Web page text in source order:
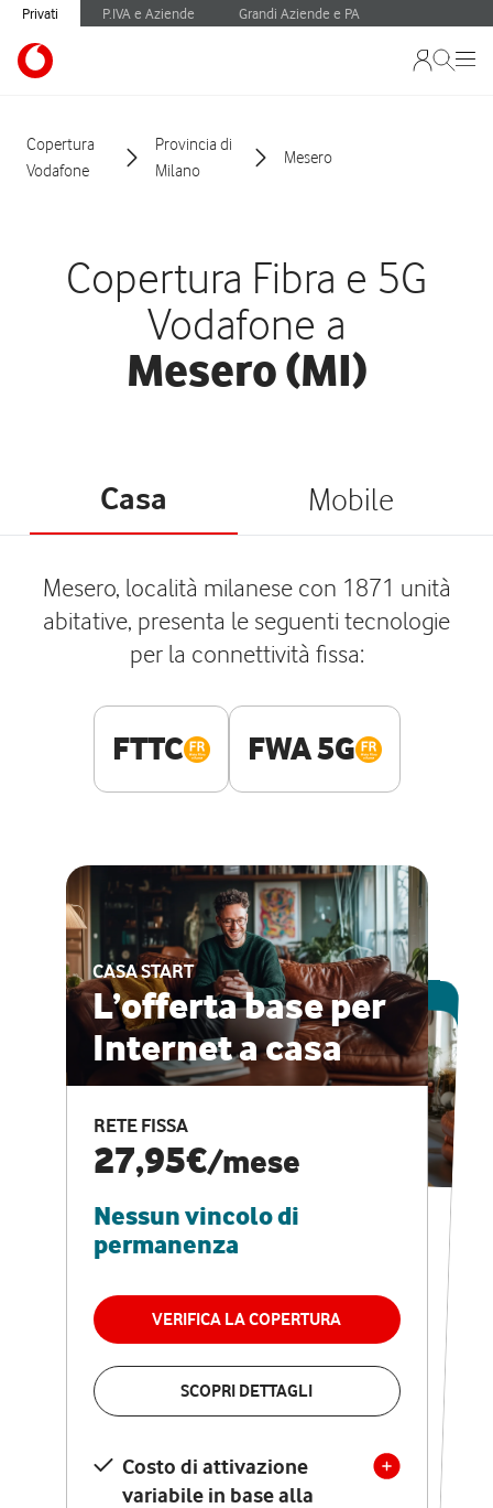
Privati P.IVA e Aziende Grandi Aziende e PA
Copertura
Vodafone
Provincia di
Milano
Mesero
Copertura Fibra e 5G
Vodafone a
Mesero (MI)
Casa Mobile
Mesero, località milanese con 1871 unità
abitative, presenta le seguenti tecnologie
per la connettività fissa:
FTTC FWA 5G
CASA START
L’offerta base per
Internet a casa
RETE FISSA
27,95€/mese
Nessun vincolo di
permanenza
VERIFICA LA COPERTURA
SCOPRI DETTAGLI
Costo di attivazione
variabile in base alla
ESCLUSIVA ONLINE
CASA PRO
Internet veloce e
vantaggi speciali
RETE FISSA + VODAFONE CLUB
29,95€
permanenza
VERIFICA LA COPERTURA
Costo di attivazione
variabile in base alla